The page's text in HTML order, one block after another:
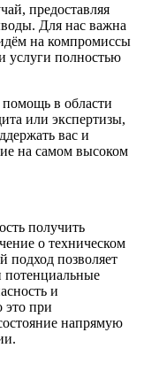
предоставляя
Для нас важна
на компромиссы
услуги полностью
в области
или экспертизы,
вас и
на самом высоком
получить
о техническом
подход позволяет
потенциальные
и
это при
напрямую